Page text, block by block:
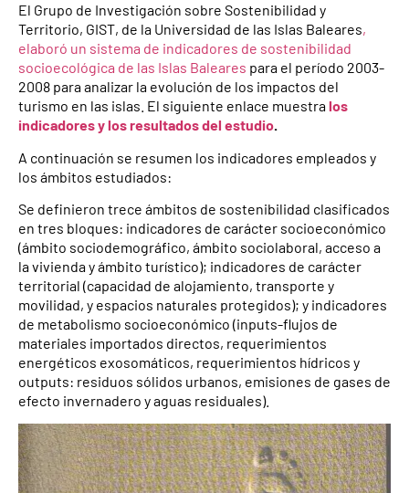
El Grupo de Investigación sobre Sostenibilidad y
Territorio, GIST, de la Universidad de las Islas Baleares,
elaboró un sistema de indicadores de sostenibilidad
socioecológica de las Islas Baleares para el período 2003-
2008 para analizar la evolución de los impactos del
turismo en las islas. El siguiente enlace muestralos
indicadores y los resultados del estudio.
A continuación se resumen los indicadores empleados y
los ámbitos estudiados:
Se definieron trece ámbitos de sostenibilidad clasificados
en tres bloques: indicadores de carácter socioeconómico
(ámbito sociodemográfico, ámbito sociolaboral, acceso a
la vivienda y ámbito turístico); indicadores de carácter
territorial (capacidad de alojamiento, transporte y
movilidad, y espacios naturales protegidos); y indicadores
de metabolismo socioeconómico (inputs-flujos de
materiales importados directos, requerimientos
energéticos exosomáticos, requerimientos hídricos y
outputs: residuos sólidos urbanos, emisiones de gases de
efecto invernadero y aguas residuales).